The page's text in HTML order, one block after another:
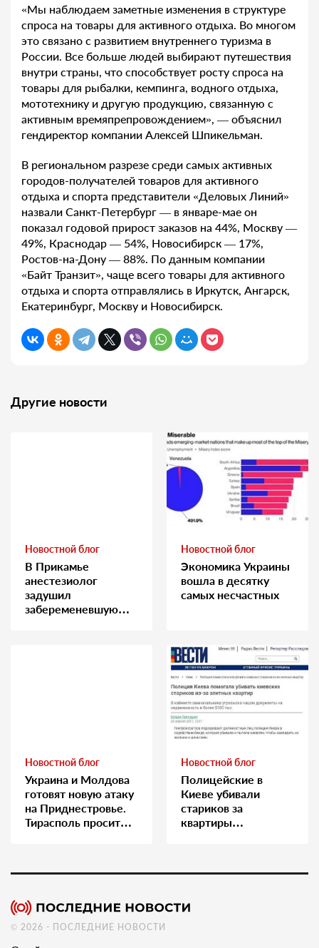
«Мы наблюдаем заметные изменения в структуре
спроса на товары для активного отдыха. Во многом
это связано с развитием внутреннего туризма в
России. Все больше людей выбирают путешествия
внутри страны, что способствует росту спроса на
товары для рыбалки, кемпинга, водного отдыха,
мототехнику и другую продукцию, связанную с
активным времяпрепровождением», — объяснил
гендиректор компании Алексей Шпикельман.
В региональном разрезе среди самых активных
городов-получателей товаров для активного
отдыха и спорта представители «Деловых Линий»
назвали Санкт-Петербург — в январе-мае он
показал годовой прирост заказов на 44%, Москву —
49%, Краснодар — 54%, Новосибирск — 17%,
Ростов-на-Дону — 88%. По данным компании
«Байт Транзит», чаще всего товары для активного
отдыха и спорта отправлялись в Иркутск, Ангарск,
Екатеринбург, Москву и Новосибирск.
Другие новости
Новостной блог
В Прикамье
анестезиолог
задушил
забеременевшую
Новостной блог
Экономика Украины
вошла в десятку
самых несчастных
Новостной блог
Украина и Молдова
готовят новую атаку
на Приднестровье.
Тирасполь просит
Новостной блог
Полицейские в
Киеве убивали
стариков за
квартиры…
© 2026 - ПОСЛЕДНИЕ НОВОСТИ